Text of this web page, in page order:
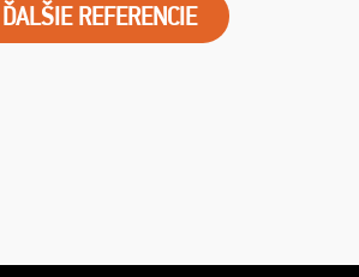
ĎALŠIE REFERENCIE